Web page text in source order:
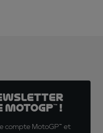
!
compte MotoGP™ et